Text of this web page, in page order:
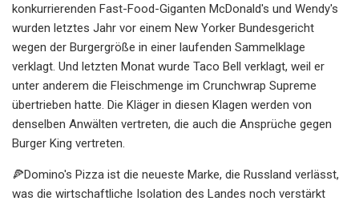
konkurrierenden Fast-Food-Giganten McDonald's und Wendy's
wurden letztes Jahr vor einem New Yorker Bundesgericht
wegen der Burgergröße in einer laufenden Sammelklage
verklagt. Und letzten Monat wurde Taco Bell verklagt, weil er
unter anderem die Fleischmenge im Crunchwrap Supreme
übertrieben hatte. Die Kläger in diesen Klagen werden von
denselben Anwälten vertreten, die auch die Ansprüche gegen
Burger King vertreten.
🍕Domino's Pizza ist die neueste Marke, die Russland verlässt,
was die wirtschaftliche Isolation des Landes noch verstärkt